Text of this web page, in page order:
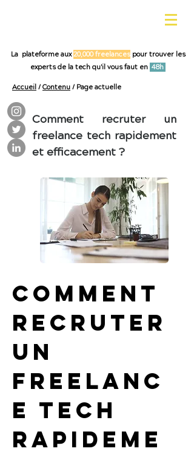
La plateforme aux20,000 freelancespour trouver les
experts de la tech qu'il vous faut en 48h
Accueil / Contenu / Page actuelle
Comment recruter un
freelance tech rapidement
et efficacement ?
Comment
recruter
un
freelanc
e tech
rapideme